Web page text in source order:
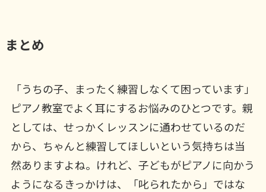
まとめ
「うちの子、まったく練習しなくて困っています」
ピアノ教室でよく耳にするお悩みのひとつです。親
としては、せっかくレッスンに通わせているのだ
から、ちゃんと練習してほしいという気持ちは当
然ありますよね。けれど、子どもがピアノに向かう
ようになるきっかけは、「叱られたから」ではな